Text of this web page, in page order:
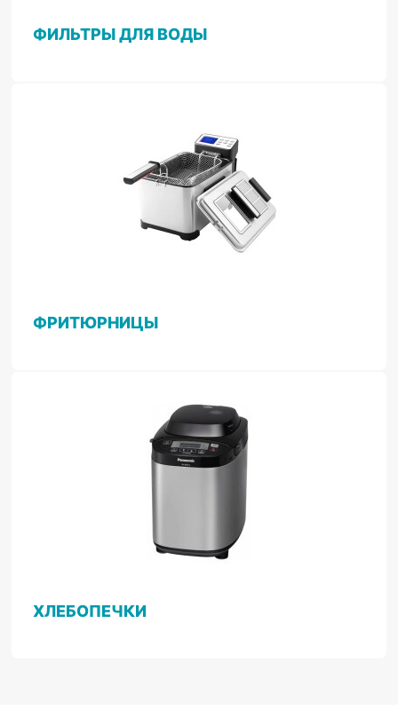
ФИЛЬТРЫ ДЛЯ ВОДЫ
ФРИТЮРНИЦЫ
ХЛЕБОПЕЧКИ